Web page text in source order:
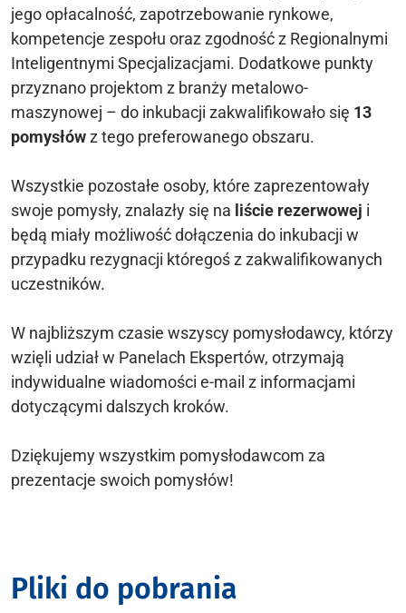
jego opłacalność, zapotrzebowanie rynkowe,
kompetencje zespołu oraz zgodność z Regionalnymi
Inteligentnymi Specjalizacjami. Dodatkowe punkty
przyznano projektom z branży metalowo-
maszynowej – do inkubacji zakwalifikowało się 13
pomysłówz tego preferowanego obszaru.
Wszystkie pozostałe osoby, które zaprezentowały
swoje pomysły, znalazły się na liście rezerwowej i
będą miały możliwość dołączenia do inkubacji w
przypadku rezygnacji któregoś z zakwalifikowanych
uczestników.
W najbliższym czasie wszyscy pomysłodawcy, którzy
wzięli udział w Panelach Ekspertów, otrzymają
indywidualne wiadomości e-mail z informacjami
dotyczącymi dalszych kroków.
Dziękujemy wszystkim pomysłodawcom za
prezentacje swoich pomysłów!
Pliki do pobrania